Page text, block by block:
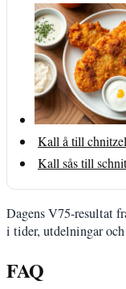
Kall å till
Kall sås till
Dagens V75-resultat
i tider, utdelningar
FAQ